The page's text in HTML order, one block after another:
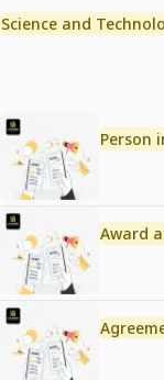
Science and
Person